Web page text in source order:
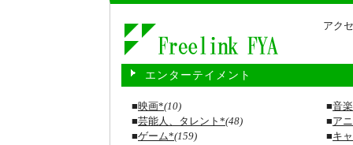
アク
エンターテイメント
■映画*(10) ■音
■芸能人、タレント*(48) ■ア
■ゲーム*(159) ■キ